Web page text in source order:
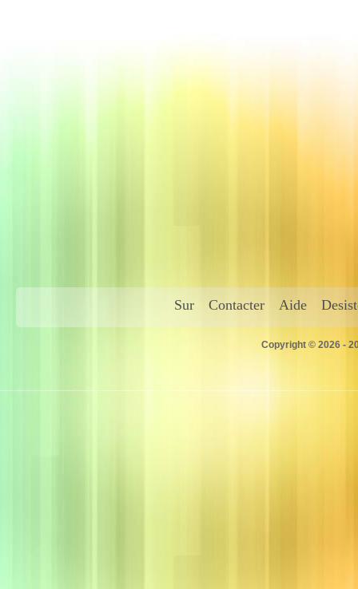
Sur Contacter Aide
Copyright © 2026 -